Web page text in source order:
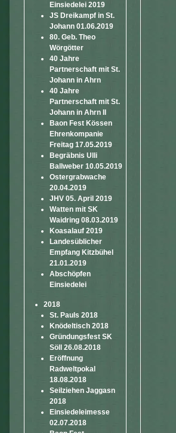
Einsiedelei 2019
JS Dreikampf in St.
Johann 01.06.2019
80. Geb. Theo
Wörgötter
40 Jahre
Partnerschaft mit St.
Johann in Ahrn
40 Jahre
Partnerschaft mit St.
Johann in Ahrn II
Baon Fest Kössen
Ehrenkompanie
Freitag 17.05.2019
Begräbnis Ulli
Ballweber 10.05.2019
Ostergrabwache
20.04.2019
JHV 05. April 2019
Watten mit SK
Waidring 08.03.2019
Koasalauf 2019
Landesüblicher
Empfang Kitzbühel
21.01.2019
Abschöpfen
Einsiedelei
2018
St. Pauls 2018
Knödeltisch 2018
Gründungsfest SK
Söll 26.08.2018
Eröffnung
Radweltpokal
18.08.2018
Seilziehen Jaggasn
2018
Einsiedeleimesse
02.07.2018